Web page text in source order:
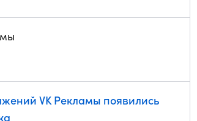
VK Рекламы появились